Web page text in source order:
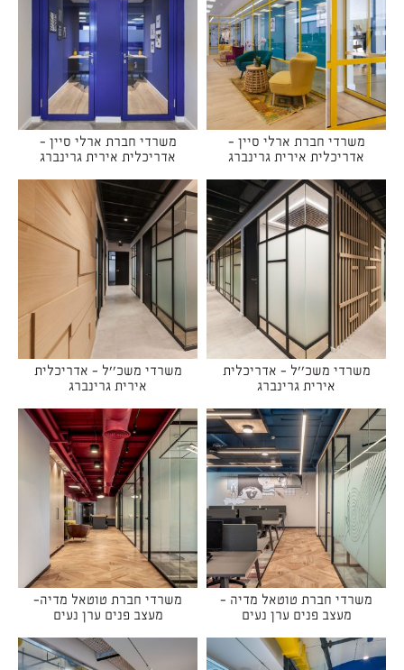
משרדי חברת ארלי סיין -
אדריכלית אירית גרינברג
משרדי חברת ארלי סיין -
אדריכלית אירית גרינברג
משרדי משכ''ל - אדריכלית
אירית גרינברג
משרדי משכ''ל - אדריכלית
אירית גרינברג
משרדי חברת טוטאל מדיה -
מעצב פנים ערן נעים
משרדי חברת טוטאל מדיה-
מעצב פנים ערן נעים